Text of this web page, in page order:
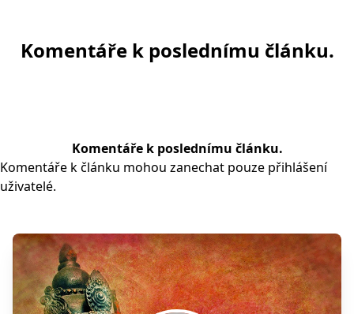
Komentáře k poslednímu článku.
Komentáře k poslednímu článku.
Komentáře k článku mohou zanechat pouze přihlášení
uživatelé.